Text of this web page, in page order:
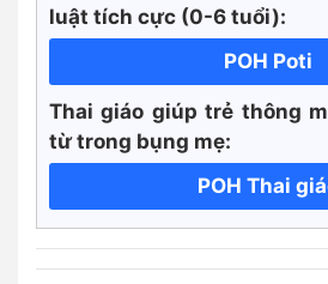
luật tích cực (0-6 tuổi):
POH Poti
Thai giáo giúp trẻ thông
từ trong bụng mẹ:
POH Thai